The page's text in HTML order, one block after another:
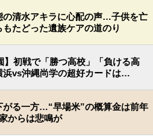
の清水アキラに心配の声…子供を亡
もたどった遺族ケアの道のり
】初戦で「勝つ高校」「負ける高
浜vs沖縄尚学の超好カードは…
がる一方…“早場米”の概算金は前年
からは悲鳴が